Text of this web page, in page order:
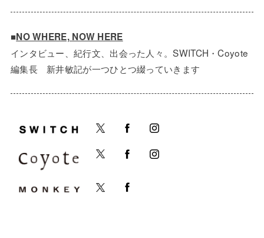
■NO WHERE, NOW HERE
インタビュー、紀行文、出会った人々。SWITCH・Coyote
編集長 新井敏記が一つひとつ綴っていきます